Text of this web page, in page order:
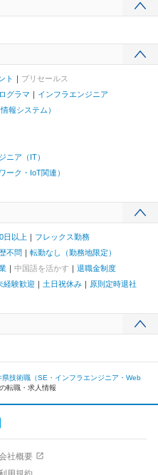
ト
プリセールス
グラマ
インフラエンジニア
報システム）
ニア（IT）
ーク・IoT関連）
日以上
フレックス勤務
不問
転勤なし（勤務地限定）
中国語を活かす
退職金制度
経験歓迎 土日祝休み
原則定時退社
県技術職（SE・インフラエンジニア・Web
転職・求人情報
社概要